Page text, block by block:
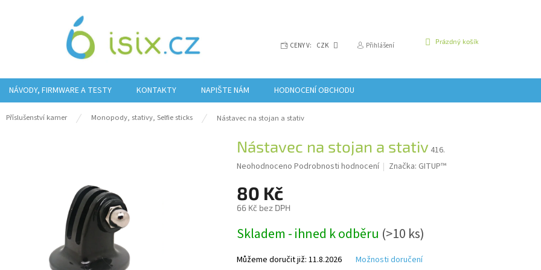
CENY V: CZK Přihlášení
NÁKUPNÍ
Prázdný košík
NÁVODY, FIRMWARE A TESTY KONTAKTY NAPIŠTE NÁM HODNOCENÍ OBCHODU
Příslušenství kamer Monopody, stativy, Selfie sticks Nástavec na stojan a stativ
Nástavec na stojan a stativ 416.
Průměrné
produktu
je
0,0
5
Neohodnoceno Podrobnosti hodnocení Značka: GITUP™
80 Kč
66 Kč bez DPH
cena:
Skladem - ihned k odběru (>10 ks)
Můžeme doručit již: 11.8.2026 Možnosti doručení